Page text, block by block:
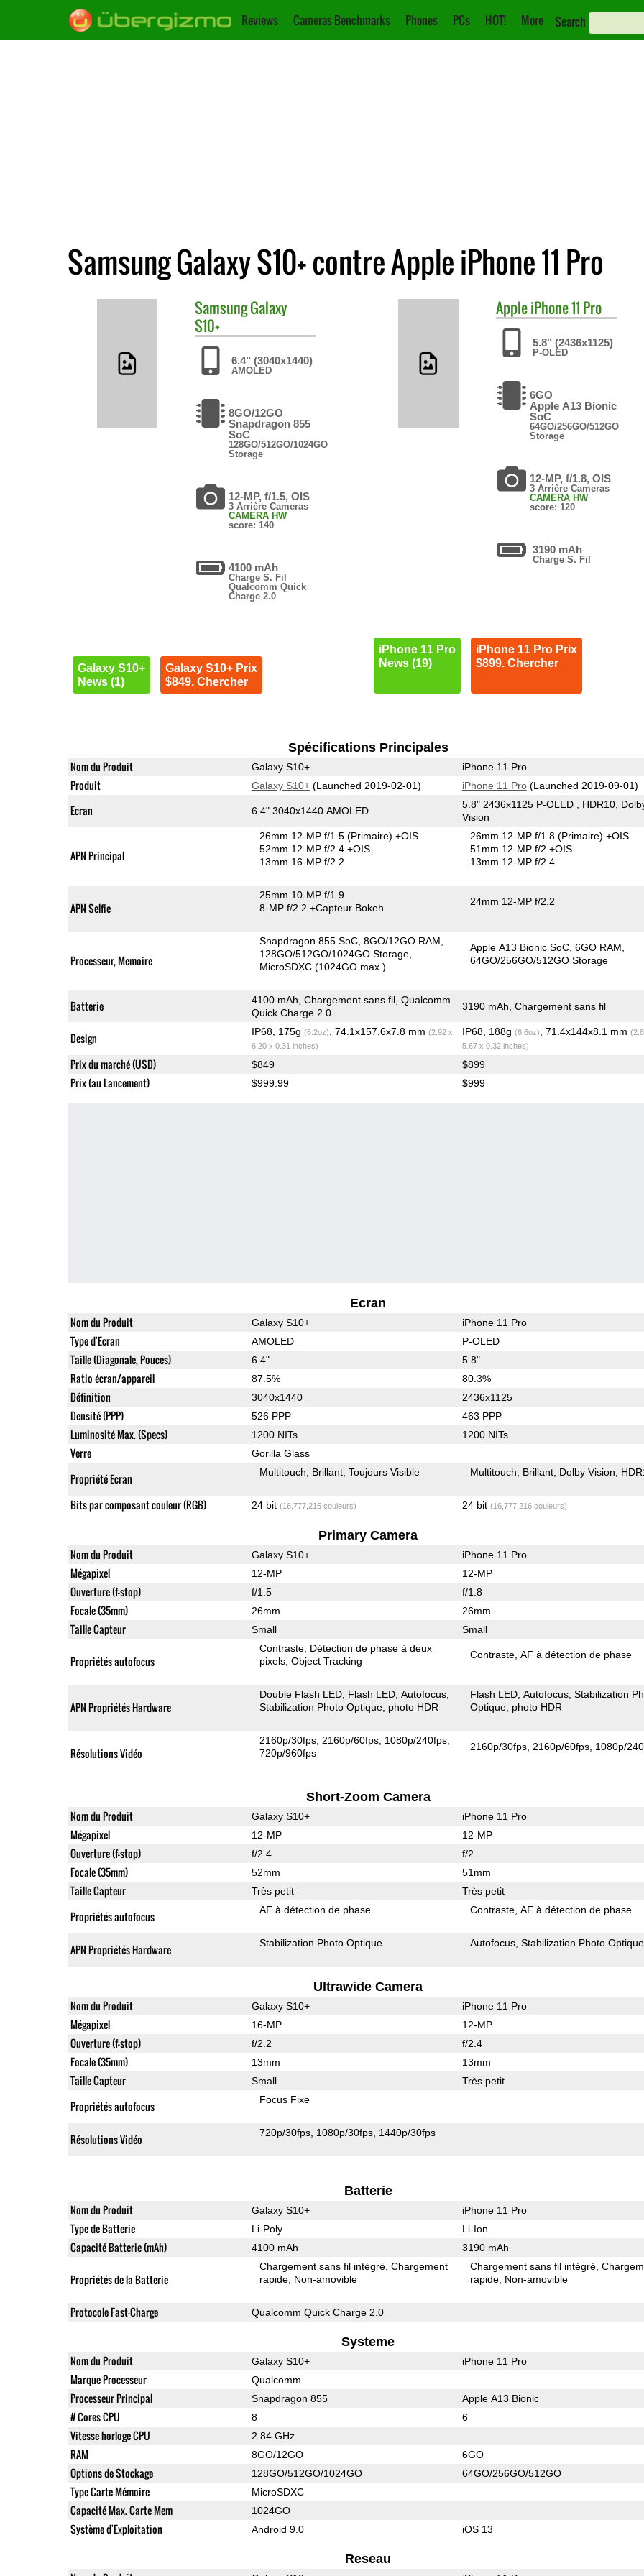
Reviews Cameras Benchmarks Phones PCs HOT! More Search
Samsung Galaxy S10+ contre Apple iPhone 11 Pro
SamsungGalaxy
S10+
6.4" (3040x1440)
AMOLED
8GO/12GO
Snapdragon 855
SoC
128GO/512GO/1024GO
Storage
12-MP, f/1.5, OIS
3 Arrière Cameras
CAMERA HW
score: 140
4100 mAh
Charge S. Fil
Qualcomm Quick
Charge 2.0
Galaxy S10+
News (1)
Galaxy S10+ Prix
$849. Chercher
AppleiPhone 11 Pro
5.8" (2436x1125)
P-OLED
6GO
Apple A13 Bionic
SoC
64GO/256GO/512GO
Storage
12-MP, f/1.8, OIS
3 Arrière Cameras
CAMERA HW
score: 120
3190 mAh
Charge S. Fil
iPhone 11 Pro
News (19)
iPhone 11 Pro Prix
$899. Chercher
Spécifications Principales
Nom du Produit Galaxy S10+ iPhone 11 Pro
Produit Galaxy S10+(Launched 2019-02-01) iPhone 11 Pro(Launched 2019-09-01)
Ecran 6.4" 3040x1440 AMOLED
5.8" 2436x1125 P-OLED , HDR10,
Vision
APN Principal
26mm 12-MP f/1.5(Primaire) +OIS
52mm 12-MP f/2.4 +OIS
13mm 16-MP f/2.2
26mm 12-MP f/1.8(Primaire) +OIS
51mm 12-MP f/2 +OIS
13mm 12-MP f/2.4
APN Selfie
25mm 10-MP f/1.9
8-MP f/2.2+Capteur Bokeh
24mm 12-MP f/2.2
Processeur, Memoire
Snapdragon 855 SoC 8GO/12GO RAM
128GO/512GO/1024GO Storage
MicroSDXC (1024GO max.)
Apple A13 Bionic SoC 6GO RAM
64GO/256GO/512GO Storage
Batterie
4100 mAh, Chargement sans fil, Qualcomm
Quick Charge 2.0
3190 mAh, Chargement sans fil
Design IP68, 175g (6.2oz) , 74.1x157.6x7.8 mm (2.92 x
6.20 x 0.31 inches)
IP68, 188g (6.6oz) , 71.4x144x8.1 mm
5.67 x 0.32 inches)
Prix du marché (USD) $849 $899
Prix (au Lancement) $999.99 $999
Ecran
Nom du Produit Galaxy S10+ iPhone 11 Pro
Type d'Ecran AMOLED P-OLED
Taille (Diagonale, Pouces) 6.4" 5.8"
Ratio écran/appareil 87.5% 80.3%
Définition 3040x1440 2436x1125
Densité (PPP) 526 PPP 463 PPP
Luminosité Max. (Specs) 1200 NITs 1200 NITs
Verre Gorilla Glass
Propriété Ecran Multitouch Brillant Toujours Visible Multitouch Brillant Dolby Vision
Bits par composant couleur (RGB) 24 bit (16,777,216 couleurs) 24 bit (16,777,216 couleurs)
Primary Camera
Nom du Produit Galaxy S10+ iPhone 11 Pro
Mégapixel 12-MP 12-MP
Ouverture (f-stop) f/1.5 f/1.8
Focale (35mm) 26mm 26mm
Taille Capteur Small Small
Propriétés autofocus
Contraste Détection de phase à deux
pixels Object Tracking
Contraste AF à détection de phase
APN Propriétés Hardware
Double Flash LED Flash LED Autofocus
Stabilization Photo Optique photo HDR
Flash LED Autofocus Stabilization
Optique photo HDR
Résolutions Vidéo
2160p/30fps 2160p/60fps 1080p/240fps
720p/960fps
2160p/30fps 2160p/60fps 1080p/
Short-Zoom Camera
Nom du Produit Galaxy S10+ iPhone 11 Pro
Mégapixel 12-MP 12-MP
Ouverture (f-stop) f/2.4 f/2
Focale (35mm) 52mm 51mm
Taille Capteur Très petit Très petit
Propriétés autofocus AF à détection de phase Contraste AF à détection de phase
APN Propriétés Hardware Stabilization Photo Optique Autofocus Stabilization Photo Optique
Ultrawide Camera
Nom du Produit Galaxy S10+ iPhone 11 Pro
Mégapixel 16-MP 12-MP
Ouverture (f-stop) f/2.2 f/2.4
Focale (35mm) 13mm 13mm
Taille Capteur Small Très petit
Propriétés autofocus Focus Fixe
Résolutions Vidéo 720p/30fps 1080p/30fps 1440p/30fps
Batterie
Nom du Produit Galaxy S10+ iPhone 11 Pro
Type de Batterie Li-Poly Li-Ion
Capacité Batterie (mAh) 4100 mAh 3190 mAh
Propriétés de la Batterie
Chargement sans fil intégré Chargement
rapide Non-amovible
Chargement sans fil intégré
rapide Non-amovible
Protocole Fast-Charge Qualcomm Quick Charge 2.0
Systeme
Nom du Produit Galaxy S10+ iPhone 11 Pro
Marque Processeur Qualcomm
Processeur Principal Snapdragon 855 Apple A13 Bionic
# Cores CPU 8 6
Vitesse horloge CPU 2.84 GHz
RAM 8GO/12GO 6GO
Options de Stockage 128GO/512GO/1024GO 64GO/256GO/512GO
Type Carte Mémoire MicroSDXC
Capacité Max. Carte Mem 1024GO
Système d'Exploitation Android 9.0 iOS 13
Reseau